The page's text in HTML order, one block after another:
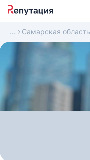
Самарская область